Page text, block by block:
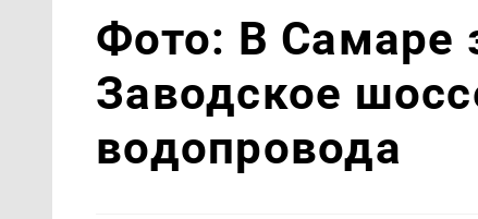
Фото: В Самаре
Заводское
водопровода